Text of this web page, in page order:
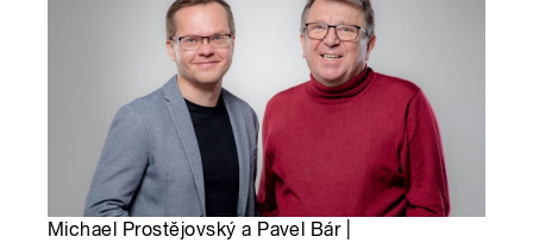
Michael Prostějovský a Pavel Bár |